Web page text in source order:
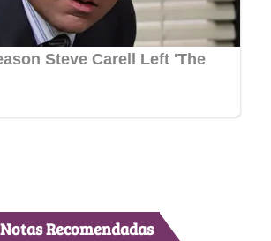
Notas Recomendadas